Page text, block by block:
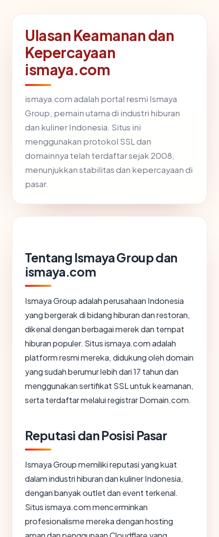
Ulasan Keamanan dan
Kepercayaan
ismaya.com
ismaya.com adalah portal resmi Ismaya
Group, pemain utama di industri hiburan
dan kuliner Indonesia. Situs ini
menggunakan protokol SSL dan
domainnya telah terdaftar sejak 2008,
menunjukkan stabilitas dan kepercayaan di
pasar.
Tentang Ismaya Group dan
ismaya.com
Ismaya Group adalah perusahaan Indonesia
yang bergerak di bidang hiburan dan restoran,
dikenal dengan berbagai merek dan tempat
hiburan populer. Situs ismaya.com adalah
platform resmi mereka, didukung oleh domain
yang sudah berumur lebih dari 17 tahun dan
menggunakan sertifikat SSL untuk keamanan,
serta terdaftar melalui registrar Domain.com.
Reputasi dan Posisi Pasar
Ismaya Group memiliki reputasi yang kuat
dalam industri hiburan dan kuliner Indonesia,
dengan banyak outlet dan event terkenal.
Situs ismaya.com mencerminkan
profesionalisme mereka dengan hosting